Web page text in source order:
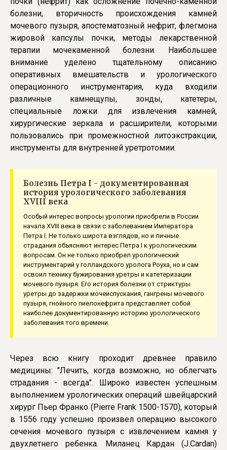
болезни, вторичность происхождения камней
мочевого пузыря, апостематозный нефрит, флегмона
жировой капсулы почки, методы лекарственной
терапии мочекаменной болезни. Наибольшее
внимание уделено тщательному описанию
оперативных вмешательств и урологического
операционного инструментария, куда входили
различные камнещупы, зонды, катетеры,
специальные ложки для извлечения камней,
хирургичес­кие зеркала и расширители, которыми
пользовались при промежностной литоэкстракции,
инструменты для внутренней уретротомии.
Болезнь Петра I - документированная
история урологического заболевания
XVIII века
Особый интерес вопросы урологии приобрели в России
начала XVIII века в связи с заболеванием Императора
Петра I. Не только широта взглядов, но и личные
страдания объясняют интерес Петра I к урологическим
вопросам. Он не только приобрел урологический
инструментарий у голландского уролога Роуха, но и сам
освоил технику бужирования уретры и катетеризации
мочевого пузыря. Его история болезни от стриктуры
уретры до задержки мочеиспускания, гангрены мочевого
пузыря, гнойного пиелонефрита представляет собой
наиболее документированную историю урологического
заболевания того времени.
Через всю книгу проходит древнее правило
медицины: "Лечить, когда возможно, но облегчать
страдания - всегда". Широко известен успешным
выполнением урологических операций швейцарский
хирург Пьер Франко (Pierre Frank 1500-1570), который
в 1556 году успешно произвел операцию высокого
сечения мочевого пузыря с извлечением камня у
двухлетнего ребенка. Миланец Кардан (J.Cardan)